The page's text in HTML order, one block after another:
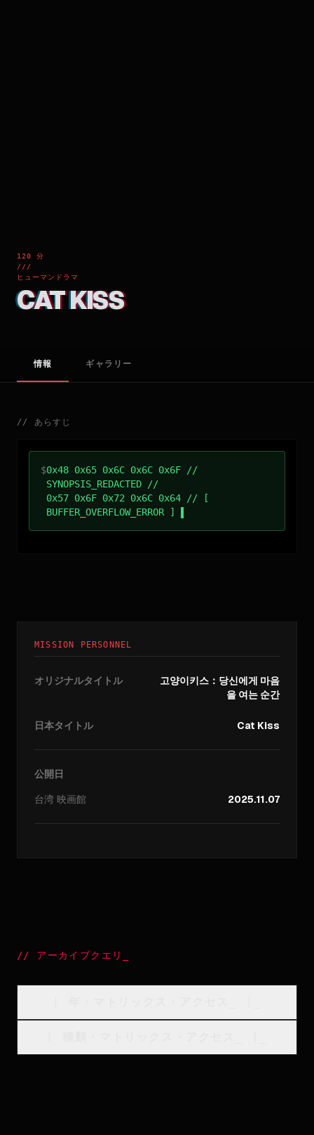
120 分
///
ヒューマンドラマ
CAT KISS
情報 ギャラリー
// あらすじ
$0x48 0x65 0x6C 0x6C 0x6F //
SYNOPSIS_REDACTED //
0x57 0x6F 0x72 0x6C 0x64 // [
BUFFER_OVERFLOW_ERROR ]
MISSION PERSONNEL
オリジナルタイトル
고양이키스：당신에게 마음
을 여는 순간
日本タイトル Cat Kiss
公開日
台湾 映画館 2025.11.07
// アーカイブクエリ